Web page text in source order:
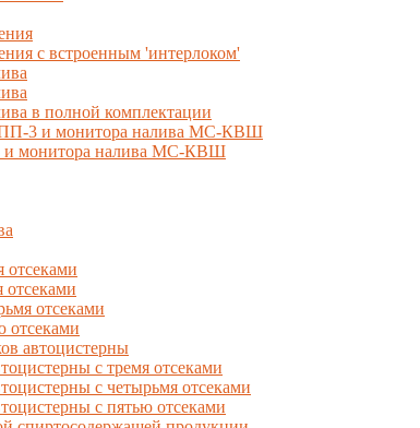
с встроенным 'интерлоком'
в полной комплектации
3 и монитора налива МС-КВШ
и монитора налива МС-КВШ
отсеками
автоцистерны
с тремя отсеками
с четырьмя отсеками
с пятью отсеками